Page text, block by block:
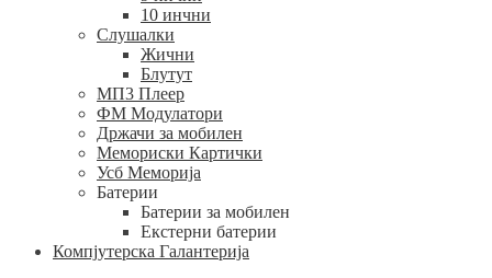
10 инчни
Слушалки
Жични
Блутут
МП3 Плеер
ФМ Модулатори
Држачи за мобилен
Мемориски Картички
Усб Меморија
Батерии
Батерии за мобилен
Екстерни батерии
Компјутерска Галантерија